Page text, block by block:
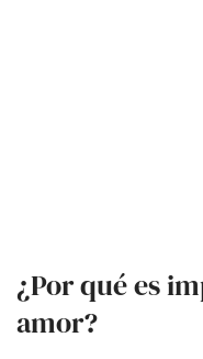
¿Por qué es
amor?